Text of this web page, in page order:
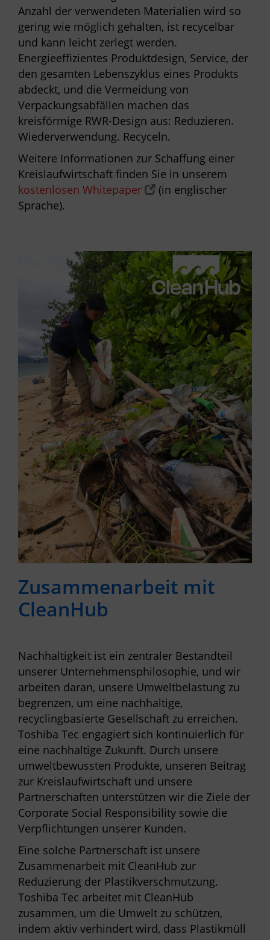
Anzahl der verwendeten Materialien wird so
gering wie möglich gehalten, ist recycelbar
und kann leicht zerlegt werden.
Energieeffizientes Produktdesign, Service, der
den gesamten Lebenszyklus eines Produkts
abdeckt, und die Vermeidung von
Verpackungsabfällen machen das
kreisförmige RWR-Design aus: Reduzieren.
Wiederverwendung. Recyceln.
Weitere Informationen zur Schaffung einer
Kreislaufwirtschaft finden Sie in unserem
kostenlosen Whitepaper
(in englischer
Sprache).
Zusammenarbeit mit
CleanHub
Nachhaltigkeit ist ein zentraler Bestandteil
unserer Unternehmensphilosophie, und wir
arbeiten daran, unsere Umweltbelastung zu
begrenzen, um eine nachhaltige,
recyclingbasierte Gesellschaft zu erreichen.
Toshiba Tec engagiert sich kontinuierlich für
eine nachhaltige Zukunft. Durch unsere
umweltbewussten Produkte, unseren Beitrag
zur Kreislaufwirtschaft und unsere
Partnerschaften unterstützen wir die Ziele der
Corporate Social Responsibility sowie die
Verpflichtungen unserer Kunden.
Eine solche Partnerschaft ist unsere
Zusammenarbeit mit CleanHub zur
Reduzierung der Plastikverschmutzung.
Toshiba Tec arbeitet mit CleanHub
zusammen, um die Umwelt zu schützen,
indem aktiv verhindert wird, dass Plastikmüll